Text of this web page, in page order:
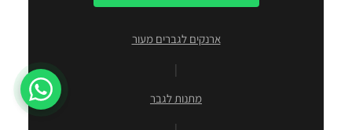
ארנקים לגברים מעור
|
מתנות לגבר